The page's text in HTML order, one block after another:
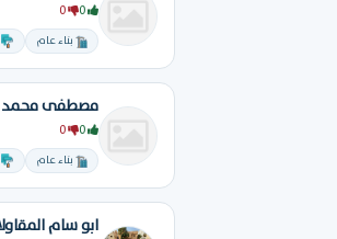
بناء عام
مصطفى محمد
بناء عام
ابو سام